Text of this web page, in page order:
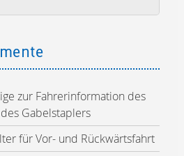
zur Fahrerinformation des
Gabelstaplers
für Vor- und Rückwärtsfahrt